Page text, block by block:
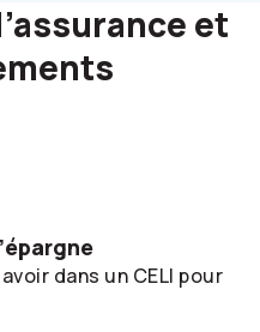
et
dans un CELI pour